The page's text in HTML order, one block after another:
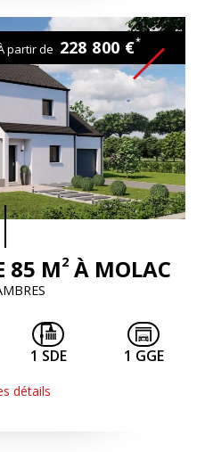
85 M2À MOLAC
partir de 228 800 €*
1 SDE 1 GGE
détails